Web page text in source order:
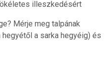
illeszkedésért
Mérje meg talpának
a sarka hegyéig) és